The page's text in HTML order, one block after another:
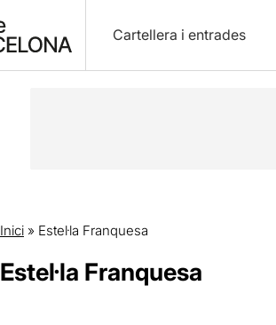
Cartellera i entrades
Inici» Estel·la Franquesa
Estel·la Franquesa